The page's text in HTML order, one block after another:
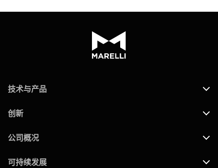
技术与产品
创新
公司概况
可持续发展